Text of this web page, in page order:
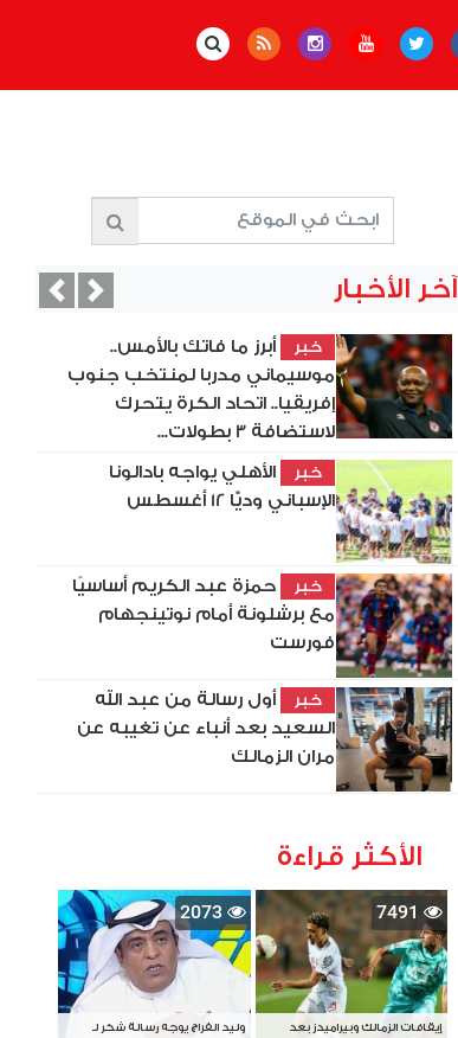
آخر الأخبار
خبر
أبرز ما فاتك بالأمس..
موسيماني مدربا لمنتخب جنوب
إفريقيا.. اتحاد الكرة يتحرك
لاستضافة 3 بطولات...
خبر
الأهلي يواجه بادالونا
الإسباني وديًّا 12 أغسطس
خبر
حمزة عبد الكريم أساسيًا
مع برشلونة أمام نوتينجهام
فورست
خبر
أول رسالة من عبد الله
السعيد بعد أنباء عن تغيبه عن
مران الزمالك
PreviousNext
الأكثر قراءة
7491
إيقافات الزمالك وبيراميدز بعد
2073
وليد الفراج يوجه رسالة شكر لـ